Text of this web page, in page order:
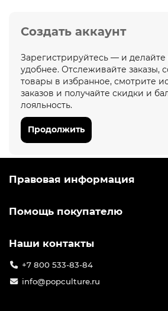
Создать аккаунт
Зарегистрируйтесь — и
удобнее. Отслеживайте заказы,
товары в избранное, смотрите
заказов и получайте скидки и
лояльность.
Продолжить
Правовая информация
Помощь покупателю
Наши контакты
+7 800 533-83-84
info@popculture.ru